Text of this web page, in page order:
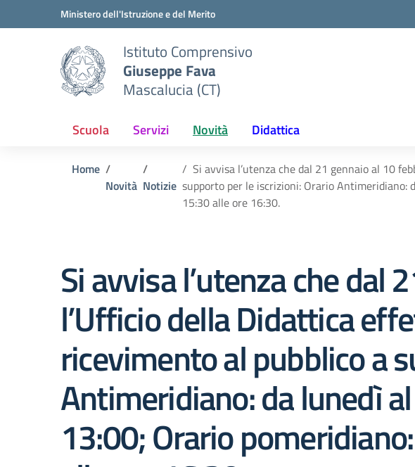
Vai ai contenuti
Vai al menu di navigazioneMinistero dell'Istruzione e del Merito
Istituto Comprensivo
Giuseppe Fava
Mascalucia (CT)
Scuola Servizi Novità Didattica
Home
Novità Notizie
Si avvisa l’utenza che dal 21 gennaio al 10
supporto per le iscrizioni: Orario Antimeridiano:
15:30 alle ore 16:30.
Si avvisa l’utenza che dal
l’Ufficio della Didattica
ricevimento al pubblico a
Antimeridiano: da lunedì
13:00; Orario